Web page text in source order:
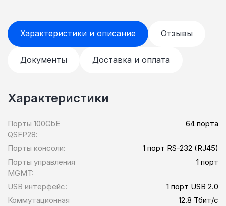
Характеристики и описание Отзывы
Документы Доставка и оплата
Характеристики
Порты 100GbE
QSFP28:
64 порта
Порты консоли:
1 порт RS-232 (RJ45)
Порты управления
MGMT:
1 порт
USB интерфейс:
1 порт USB 2.0
Коммутационная
12.8 Тбит/с